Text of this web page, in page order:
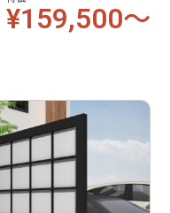
¥159,500～